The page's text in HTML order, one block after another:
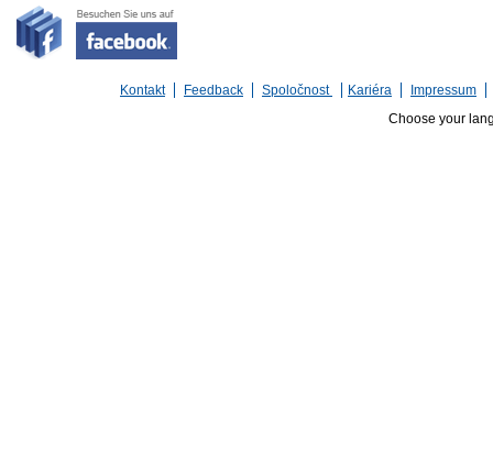
Kontakt Feedback Spoločnost Kariéra
Impressum
Choose your